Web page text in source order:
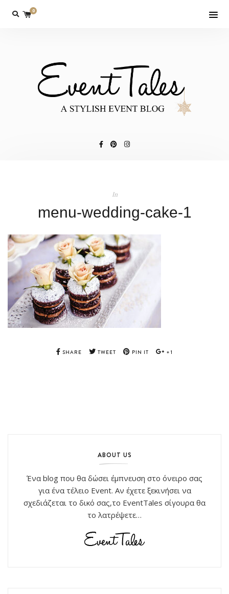
0
In
menu-wedding-cake-1
SHARE TWEET PIN IT +1
ABOUT US
Ένα blog που θα δώσει έμπνευση στο όνειρο σας
για ένα τέλειο Event. Αν έχετε ξεκινήσει να
σχεδιάζεται το δικό σας,το EventTales σίγουρα θα
το λατρέψετε…